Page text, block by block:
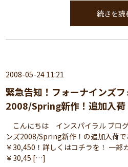
続きを読
2008-05-24 11:21
緊急告知！フォーナインズ
2008/Spring新作！追加入荷
こんにちは インスパイラル ブロ
ンズ2008/Spring新作！の追加入荷で
￥30,450！詳しくはコチラを！ 一部
￥30,45 […]